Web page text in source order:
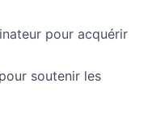
pour acquérir
soutenir les